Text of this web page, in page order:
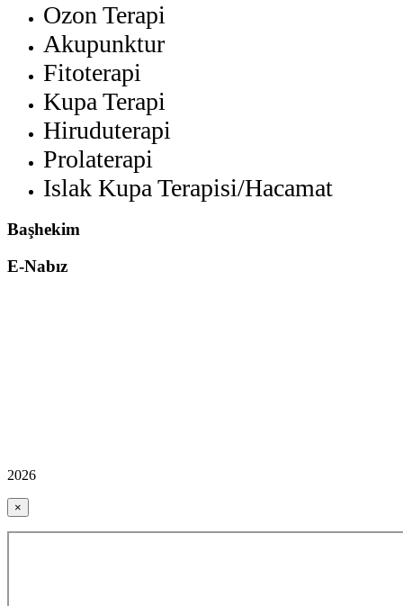
Ozon Terapi
Akupunktur
Fitoterapi
Kupa Terapi
Hiruduterapi
Prolaterapi
Islak Kupa Terapisi/Hacamat
Başhekim
E-Nabız
2026
×